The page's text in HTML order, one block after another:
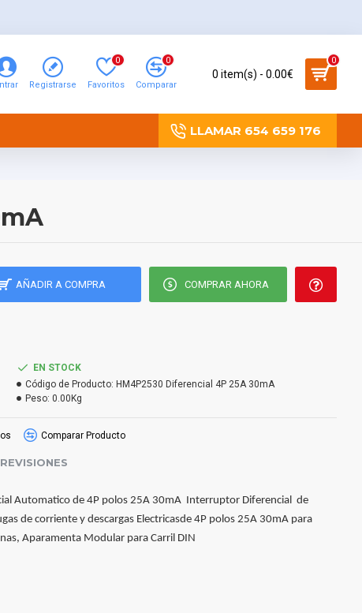
Registrarse Favoritos
0
Comparar
0
0 item(s) - 0.00€
0
LLAMAR 654 659 176
AÑADIR A COMPRA COMPRAR AHORA
EN STOCK
Código de Producto: HM4P2530 Diferencial 4P 25A 30mA
Peso: 0.00Kg
Comparar Producto
REVISIONES
Automatico de 4P polos 25A 30mA Interruptor Diferencial de
de corriente y descargas Electricasde 4P polos 25A 30mA para
Aparamenta Modular para Carril DIN